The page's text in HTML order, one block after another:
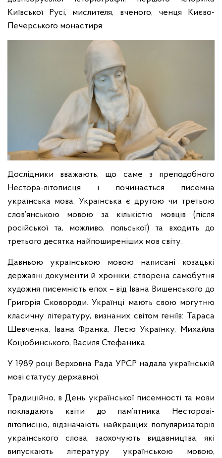
Київської Русі, мислителя, вченого, ченця Києво-
Печерського монастиря.
Дослідники вважають, що саме з преподобного
Нестора-літописця і починається писемна
українська мова. Українська є другою чи третьою
слов’янською мовою за кількістю мовців (після
російської та, можливо, польської) та входить до
третього десятка найпоширеніших мов світу.
Давньою українською мовою написані козацькі
державні документи й хроніки, створена самобутня
художня писемність епох – від Івана Вишенського до
Григорія Сковороди. Українці мають свою могутню
класичну літературу, визнаних світом геніїв: Тараса
Шевченка, Івана Франка, Лесю Українку, Михайла
Коцюбинського, Василя Стефаника…
У 1989 році Верховна Рада УРСР надала українській
мові статусу державної.
Традиційно, в День української писемності та мови
покладають квіти до пам’ятника Несторові-
літописцю, відзначають найкращих популяризаторів
українського слова, заохочують видавництва, які
випускають літературу українською мовою,